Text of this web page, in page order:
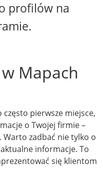
profilów na
Mapach
pierwsze miejsce,
o Twojej firmie –
Warto zadbać nie tylko o
aktualne informacje. To
się klientom